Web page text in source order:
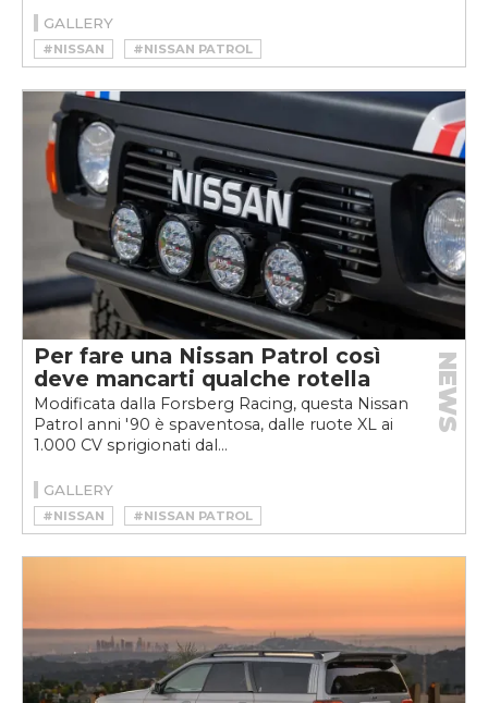
GALLERY
#NISSAN
#NISSAN PATROL
#NISSAN PATROL STORIA
Per fare una Nissan Patrol così
deve mancarti qualche rotella
Modificata dalla Forsberg Racing, questa Nissan
Patrol anni '90 è spaventosa, dalle ruote XL ai
1.000 CV sprigionati dal...
NEWS
GALLERY
#NISSAN #NISSAN PATROL